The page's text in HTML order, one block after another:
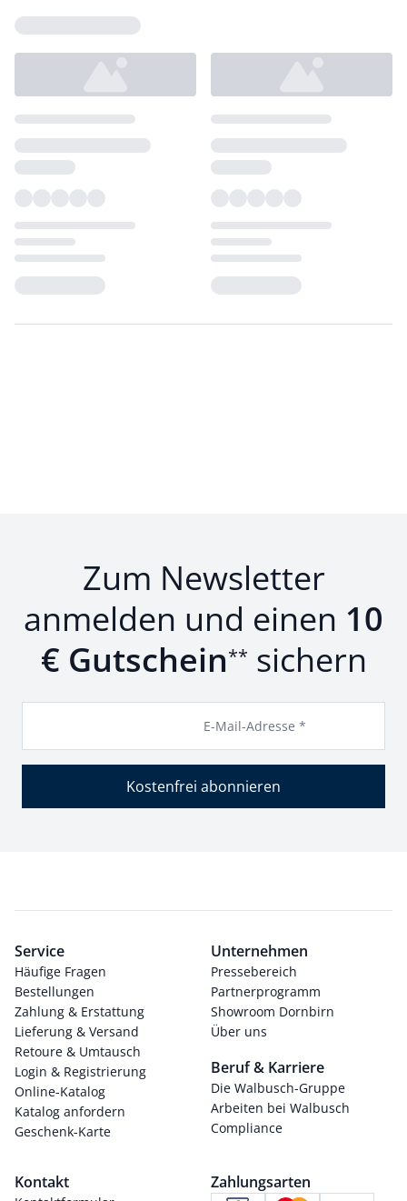
Zum Newsletter
anmelden und einen 10
€ Gutschein** sichern
E-Mail-Adresse *
Kostenfrei abonnieren
Service
Häufige Fragen
Bestellungen
Zahlung & Erstattung
Lieferung & Versand
Retoure & Umtausch
Login & Registrierung
Online-Katalog
Katalog anfordern
Geschenk-Karte
Unternehmen
Pressebereich
Partnerprogramm
Showroom Dornbirn
Über uns
Beruf & Karriere
Die Walbusch-Gruppe
Arbeiten bei Walbusch
Compliance
Kontakt Zahlungsarten